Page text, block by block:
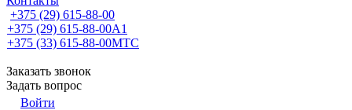
+375 (29) 615-88-00
+375 (29) 615-88-00A1
+375 (33) 615-88-00МТС
Заказать звонок
Задать вопрос
Войти